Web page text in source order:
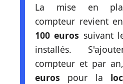
La mise en
compteur revient
100 euros suivant
installés.
compteur et par an,
euros pour la